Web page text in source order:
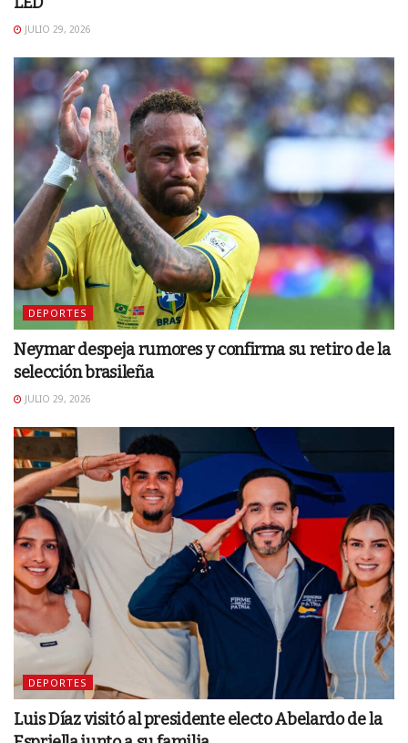
JULIO 29, 2026
DEPORTES
Neymar despeja rumores y confirma su retiro de la
selección brasileña
JULIO 29, 2026
DEPORTES
Luis Díaz visitó al presidente electo Abelardo de la